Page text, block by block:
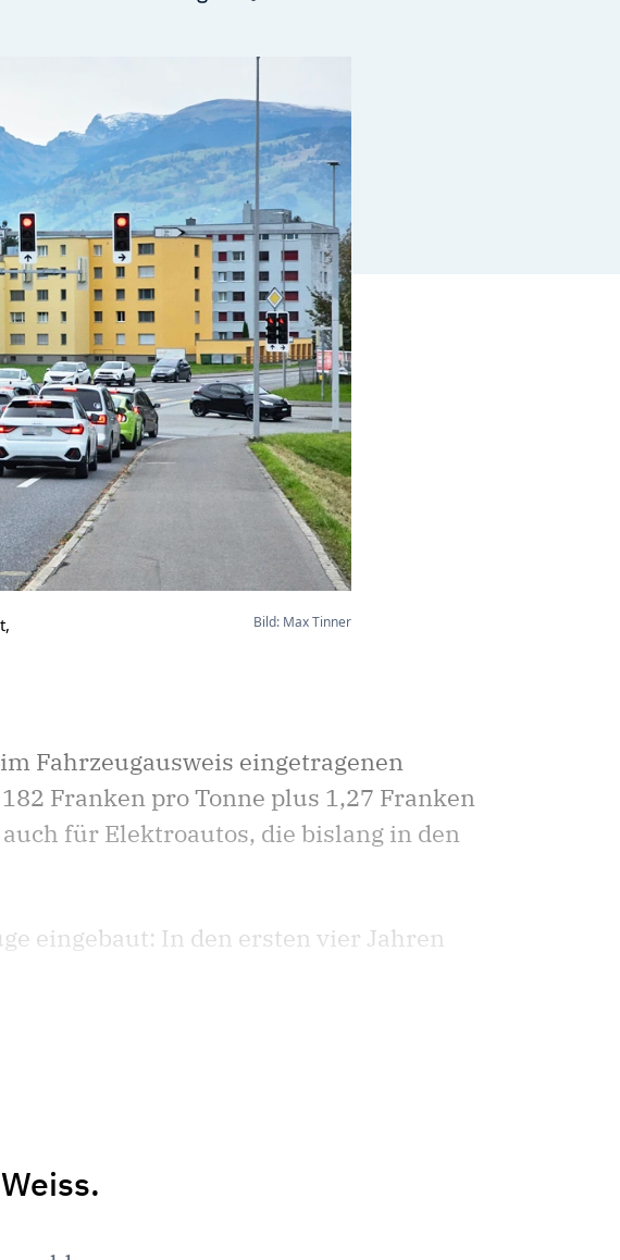
Bild: Max Tinner
Fahrzeugausweis eingetragenen
Franken pro Tonne plus 1,27 Franken
für Elektroautos, die bislang in den
eingebaut: In den ersten vier Jahren